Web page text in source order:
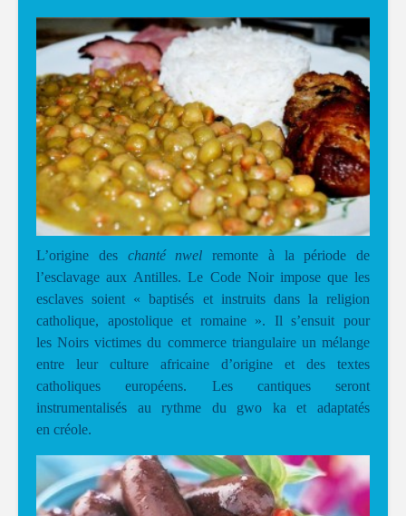
L’origine des chanté nwel remonte à la période de
l’esclavage aux Antilles. Le Code Noir impose que les
esclaves soient « baptisés et instruits dans la religion
catholique, apostolique et romaine ». Il s’ensuit pour
les Noirs victimes du commerce triangulaire un mélange
entre leur culture africaine d’origine et des textes
catholiques européens. Les cantiques seront
instrumentalisés au rythme du gwo ka et adaptatés
en créole.